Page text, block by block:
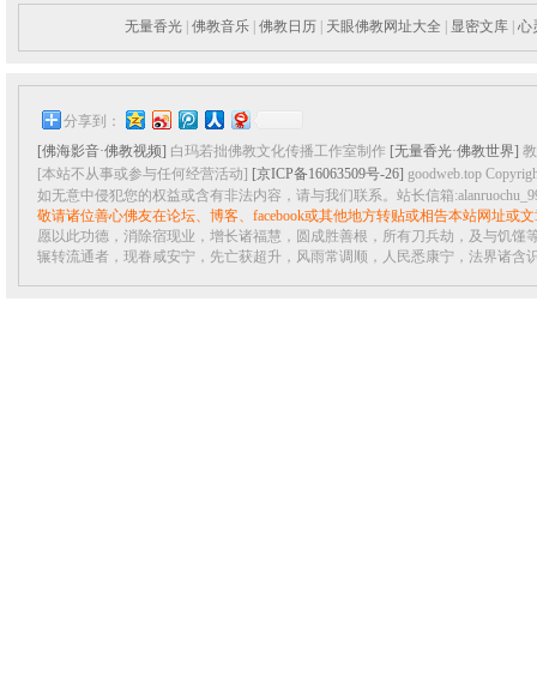
无量香光 佛教音乐 佛教日历 天眼佛教网址大全 显密文库 心
分享到：
[佛海影音·佛教视频] 白玛若拙佛教文化传播工作室制作 [无量香光·佛教世界]
[本站不从事或参与任何经营活动] [京ICP备16063509号-26] goodweb.top
如无意中侵犯您的权益或含有非法内容，请与我们联系。站长信箱
敬请诸位善心佛友在论坛、博客、facebook或其他地方转贴或相告本站网址或
愿以此功德，消除宿现业，增长诸福慧，圆成胜善根，所有刀兵劫，及与饥馑
辗转流通者，现眷咸安宁，先亡获超升，风雨常调顺，人民悉康宁，法界诸含